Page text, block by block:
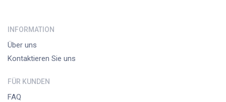
INFORMATION
Über uns
Kontaktieren Sie uns
FÜR KUNDEN
FAQ